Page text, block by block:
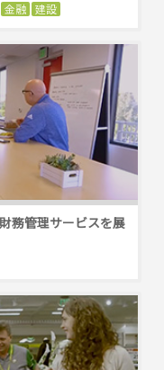
金融 建設
務管理サービスを展